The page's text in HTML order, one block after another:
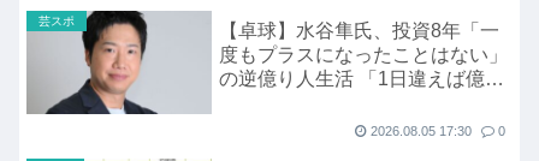
芸スポ
【卓球】水谷隼氏、投資8年「一
度もプラスになったことはない」
の逆億り人生活 「1日違えば億稼
2026.08.05 17:30 0